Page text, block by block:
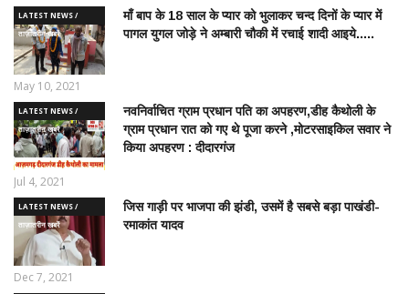
LATEST NEWS /
ताज़ातरीन खबरें
माँ बाप के 18 साल के प्यार को भुलाकर चन्द दिनों के प्यार में
पागल युगल जोड़े ने अम्बारी चौकी में रचाई शादी आइये.....
May 10, 2021
LATEST NEWS /
ताज़ातरीन खबरें
नवनिर्वाचित ग्राम प्रधान पति का अपहरण,डीह कैथोली के
ग्राम प्रधान रात को गए थे पूजा करने ,मोटरसाइकिल सवार ने
किया अपहरण : दीदारगंज
Jul 4, 2021
LATEST NEWS /
ताज़ातरीन खबरें
जिस गाड़ी पर भाजपा की झंडी, उसमें है सबसे बड़ा पाखंडी-
रमाकांत यादव
Dec 7, 2021